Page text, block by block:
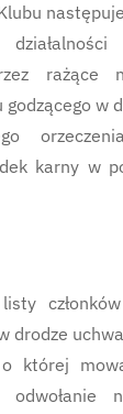
rażące
godzącego w
karny w
drodze
o której